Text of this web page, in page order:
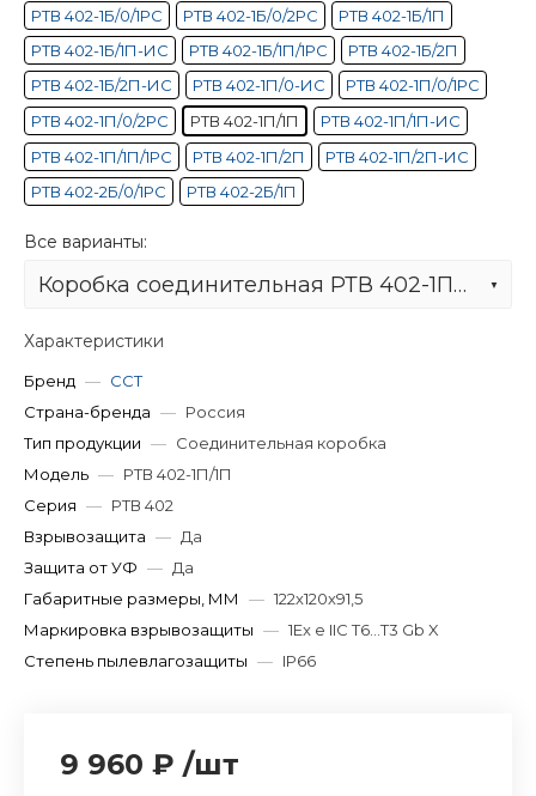
РТВ 402-1Б/0/1РС РТВ 402-1Б/0/2РС
РТВ 402-1Б/1П
РТВ 402-1Б/1П-ИС
РТВ 402-1Б/1П/1РС
РТВ 402-1Б/2П
РТВ 402-1Б/2П-ИС
РТВ 402-1П/0-ИС
РТВ 402-1П/0/1РС
РТВ 402-1П/0/2РС
РТВ 402-1П/1П
РТВ 402-1П/1П-ИС
РТВ 402-1П/1П/1РС
РТВ 402-1П/2П
РТВ 402-1П/2П-ИС
РТВ 402-2Б/0/1РС
РТВ 402-2Б/1П
Все варианты:
Коробка соединительная РТВ 402-1П/1П
Характеристики
Бренд — ССТ
Страна-бренда — Россия
Тип продукции — Соединительная коробка
Модель — РТВ 402-1П/1П
Серия — РТВ 402
Взрывозащита — Да
Защита от УФ — Да
Габаритные размеры, ММ
— 122х120х91,5
Маркировка взрывозащиты — 1Ex e IIC T6...T3 Gb X
Степень пылевлагозащиты — IP66
9 960 ₽ /шт